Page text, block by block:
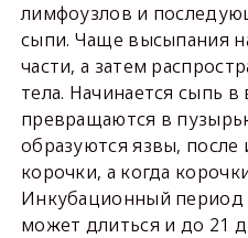
лимфоузлов и
сыпи. Чаще высыпания
части, а затем
тела. Начинается сыпь
превращаются в
образуются язвы,
корочки, а когда
Инкубационный
может длиться и до 21